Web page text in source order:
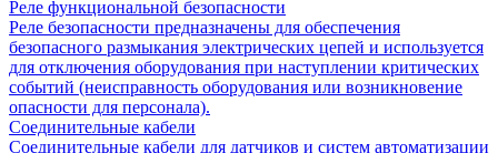
Реле функциональной безопасности
Реле безопасности предназначены для обеспечения
безопасного размыкания электрических цепей и используется
для отключения оборудования при наступлении критических
событий (неисправность оборудования или возникновение
опасности для персонала).
Соединительные кабели
Соединительные кабели для датчиков и систем автоматизации